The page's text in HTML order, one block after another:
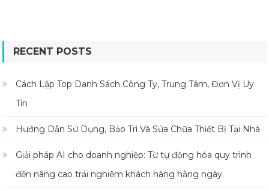
RECENT POSTS
Cách Lập Top Danh Sách Công Ty, Trung Tâm, Đơn Vị Uy
Tín
Hướng Dẫn Sử Dụng, Bảo Trì Và Sửa Chữa Thiết Bị Tại Nhà
Giải pháp AI cho doanh nghiệp: Từ tự động hóa quy trình
đến nâng cao trải nghiệm khách hàng hằng ngày